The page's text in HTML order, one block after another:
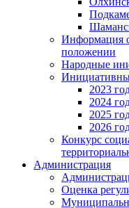
Информация
положении
Народные
2023
2024
2025
2026
Конкурс
Администрация
Оценка